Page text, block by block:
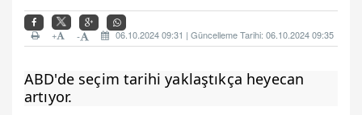
06.10.2024 09:31 | Güncelleme Tarihi: 06.10.2024 09:35
-
+
ABD'de seçim tarihi yaklaştıkça heyecan
artıyor.